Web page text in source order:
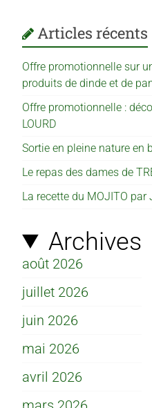
Articles récents
Offre promotionnelle sur
produits de dinde et de
Offre promotionnelle :
LOURD
Sortie en pleine nature en
Le repas des dames de
La recette du MOJITO par
Archives
août 2026
juillet 2026
juin 2026
mai 2026
avril 2026